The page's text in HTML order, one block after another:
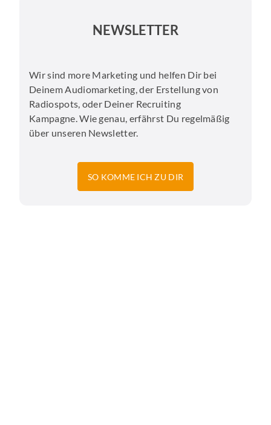
NEWSLETTER
Wir sind more Marketing und helfen Dir bei
Deinem Audiomarketing, der Erstellung von
Radiospots, oder Deiner Recruiting
Kampagne. Wie genau, erfährst Du regelmäßig
über unseren Newsletter.
SO KOMME ICH ZU DIR